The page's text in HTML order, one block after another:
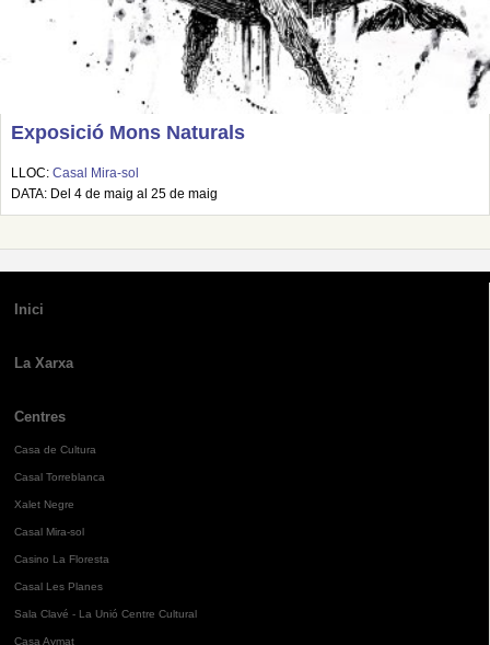
Exposició Mons Naturals
LLOC: Casal Mira-sol
DATA: Del 4 de maig al 25 de maig
Inici
La Xarxa
Centres
Casa de Cultura
Casal Torreblanca
Xalet Negre
Casal Mira-sol
Casino La Floresta
Casal Les Planes
Sala Clavé - La Unió Centre Cultural
Casa Aymat